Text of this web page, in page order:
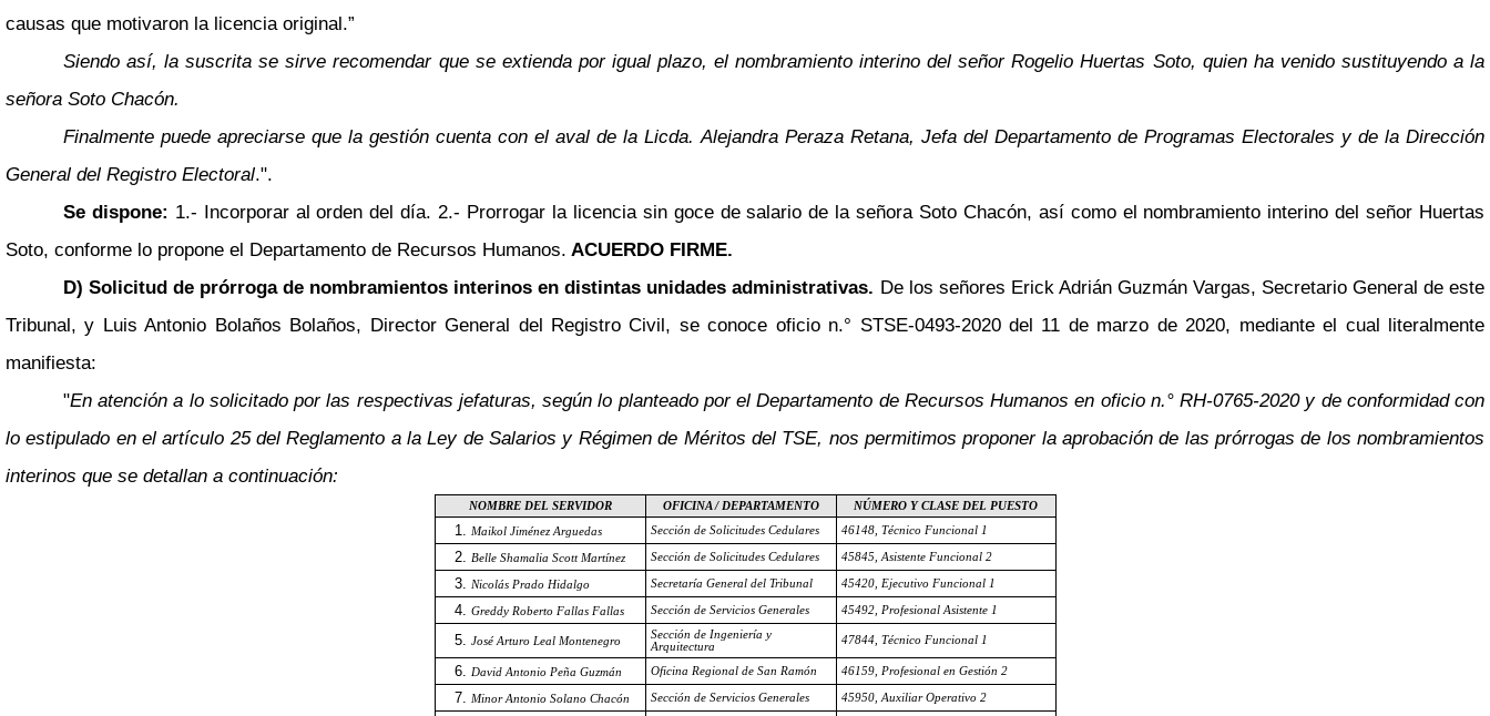
causas que motivaron la licencia original.”
Siendo así, la suscrita se sirve recomendar que se extienda por igual plazo, el nombramiento interino del señor Rogelio Huertas Soto, quien ha venido sustituyendo a la
señora Soto Chacón.
Finalmente puede apreciarse que la gestión cuenta con el aval de la Licda. Alejandra Peraza Retana, Jefa del Departamento de Programas Electorales y de la Dirección
General del Registro Electoral.".
Se dispone: 1.- Incorporar al orden del día. 2.- Prorrogar la licencia sin goce de salario de la señora Soto Chacón, así como el nombramiento interino del señor Huertas
Soto, conforme lo propone el Departamento de Recursos Humanos. ACUERDO FIRME.
D) Solicitud de prórroga de nombramientos interinos en distintas unidades administrativas. De los señores Erick Adrián Guzmán Vargas, Secretario General de este
Tribunal, y Luis Antonio Bolaños Bolaños, Director General del Registro Civil, se conoce oficio n.° STSE-0493-2020 del 11 de marzo de 2020, mediante el cual literalmente
manifiesta:
"En atención a lo solicitado por las respectivas jefaturas, según lo planteado por el Departamento de Recursos Humanos en oficio n.° RH-0765-2020 y de conformidad con
lo estipulado en el artículo 25 del Reglamento a la Ley de Salarios y Régimen de Méritos del TSE, nos permitimos proponer la aprobación de las prórrogas de los nombramientos
interinos que se detallan a continuación:
NOMBRE DEL SERVIDOR OFICINA / DEPARTAMENTO NÚMERO Y CLASE DEL PUESTO
Maikol Jiménez Arguedas Sección de Solicitudes Cedulares 46148, Técnico Funcional 1
Belle Shamalia Scott Martínez Sección de Solicitudes Cedulares 45845, Asistente Funcional 2
Nicolás Prado Hidalgo Secretaría General del Tribunal 45420, Ejecutivo Funcional 1
Greddy Roberto Fallas Fallas Sección de Servicios Generales 45492, Profesional Asistente 1
José Arturo Leal Montenegro
Sección de Ingeniería y
Arquitectura
47844, Técnico Funcional 1
David Antonio Peña Guzmán Oficina Regional de San Ramón 46159, Profesional en Gestión 2
Minor Antonio Solano Chacón Sección de Servicios Generales 45950, Auxiliar Operativo 2